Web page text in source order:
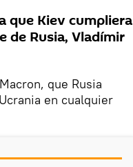
que Kiev cumpliera
de Rusia, Vladímir
que Rusia
en cualquier